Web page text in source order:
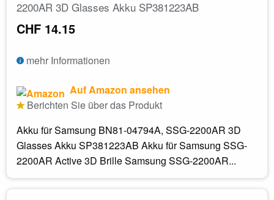
2200AR 3D Glasses Akku SP381223AB
CHF 14.15
mehr Informationen
Auf Amazon ansehen
Berichten Sie über das Produkt
Akku für Samsung BN81-04794A, SSG-2200AR 3D
Glasses Akku SP381223AB Akku für Samsung SSG-
2200AR Active 3D Brille Samsung SSG-2200AR...